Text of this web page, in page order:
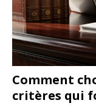
Comment
critères qui